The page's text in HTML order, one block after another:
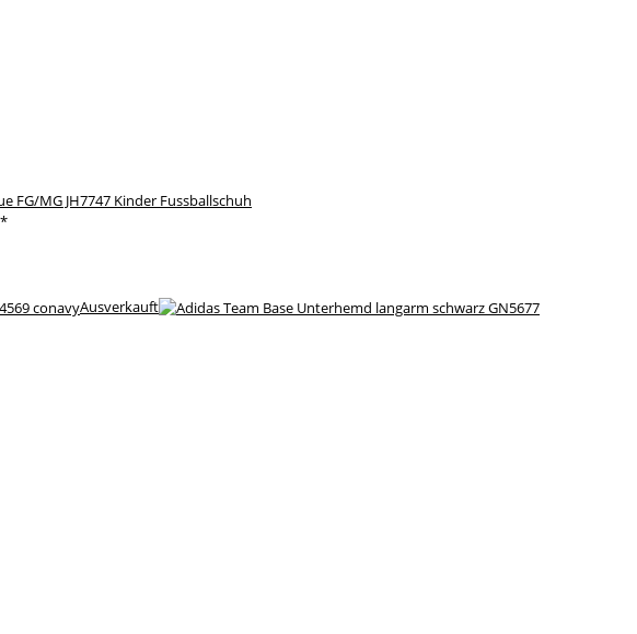
FG/MG JH7747 Kinder Fussballschuh
*
Ausverkauft